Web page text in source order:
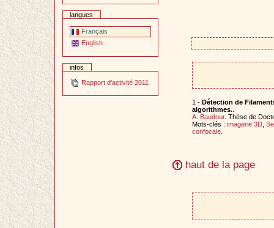
langues
Français
English
infos
Rapport d'activité 2011
1 - Détection de
algorithmes..
A. Baudour. Thèse de
Mots-clés : imagerie 3D,
confocale.
haut de la page